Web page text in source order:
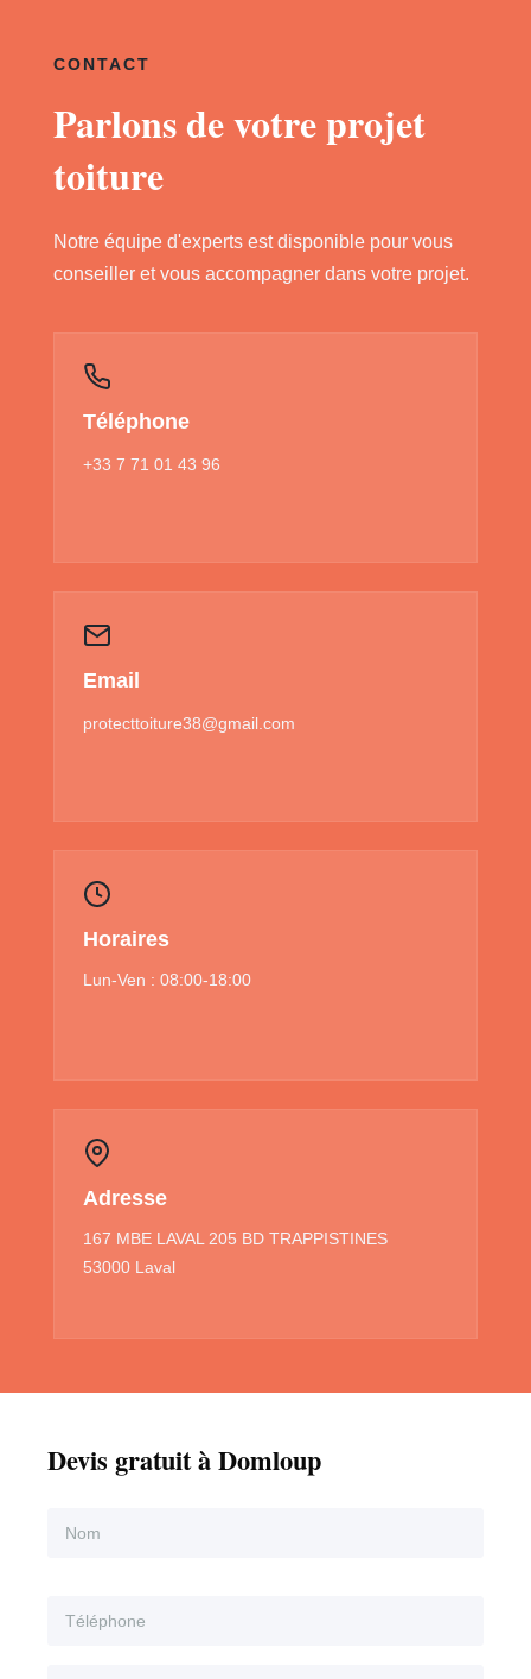
CONTACT
Parlons de votre projet
toiture
Notre équipe d'experts est disponible pour vous
conseiller et vous accompagner dans votre projet.
Téléphone
+33 7 71 01 43 96
Email
protecttoiture38@gmail.com
Horaires
Lun-Ven : 08:00-18:00
Adresse
167 MBE LAVAL 205 BD TRAPPISTINES
53000 Laval
Devis gratuit à Domloup